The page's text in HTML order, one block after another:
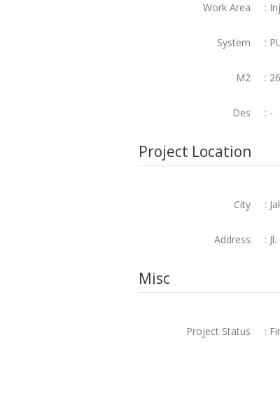
Work Area :
System :
M2 :
Des : -
Project Location
City :
Address :
Misc
Project Status :